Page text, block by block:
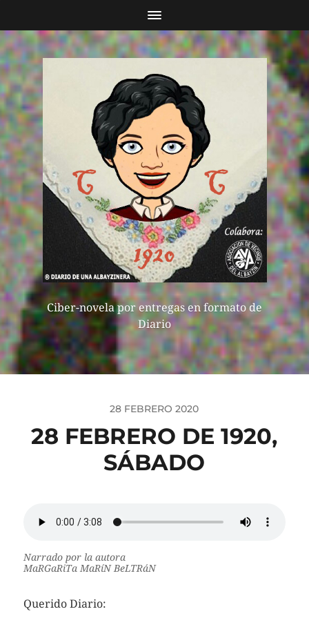
Ciber-novela por entregas en formato de
Diario
28 FEBRERO 2020
28 FEBRERO DE 1920,
SÁBADO
Narrado por la autora
MaRGaRiTa MaRíN BeLTRáN
Querido Diario: